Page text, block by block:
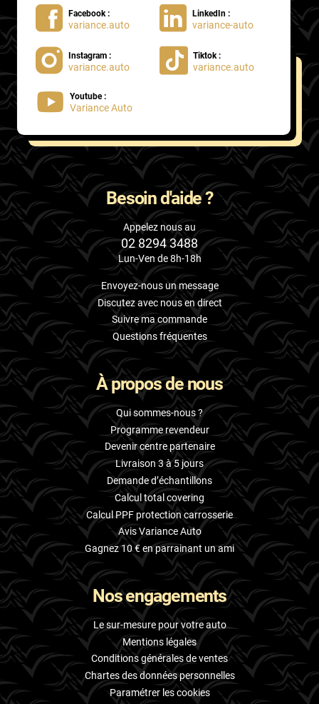
Facebook :
variance.auto
LinkedIn :
variance-auto
Instagram :
variance.auto
Tiktok :
variance.auto
Youtube :
Variance Auto
Besoin d'aide ?
Appelez nous au
02 8294 3488
Lun-Ven de 8h-18h
Envoyez-nous un message
Discutez avec nous en direct
Suivre ma commande
Questions fréquentes
À propos de nous
Qui sommes-nous ?
Programme revendeur
Devenir centre partenaire
Livraison 3 à 5 jours
Demande d’échantillons
Calcul total covering
Calcul PPF protection carrosserie
Avis Variance Auto
Gagnez 10 € en parrainant un ami
Nos engagements
Le sur-mesure pour votre auto
Mentions légales
Conditions générales de ventes
Chartes des données personnelles
Paramétrer les cookies